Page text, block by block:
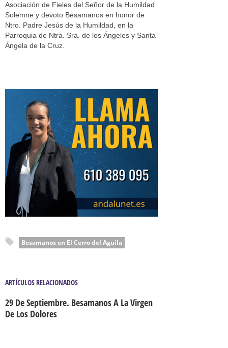
Asociación de Fieles del Señor de la Humildad
Solemne y devoto Besamanos en honor de
Ntro. Padre Jesús de la Humildad, en la
Parroquia de Ntra. Sra. de los Ángeles y Santa
Ángela de la Cruz.
Besamanos en El Cerro del Aguila
ARTÍCULOS RELACIONADOS
29 De Septiembre. Besamanos A La Virgen
De Los Dolores